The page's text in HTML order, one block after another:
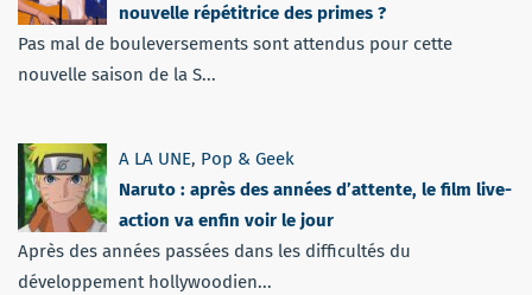
nouvelle répétitrice des primes ?
Pas mal de bouleversements sont attendus pour cette
nouvelle saison de la S...
A LA UNE, Pop & Geek
Naruto : après des années d’attente, le film live-
action va enfin voir le jour
Après des années passées dans les difficultés du
développement hollywoodien...